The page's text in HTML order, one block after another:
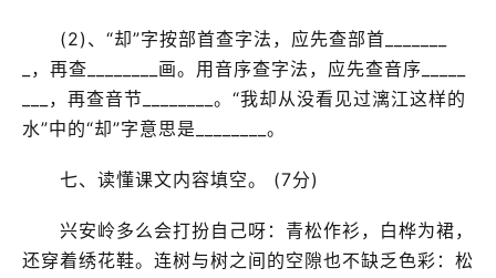
(2)、“却”字按部首查字法，应先查部首_______
_，再查________画。用音序查字法，应先查音序_____
___，再查音节________。“我却从没看见过漓江这样的
水”中的“却”字意思是________。
七、读懂课文内容填空。 (7分)
兴安岭多么会打扮自己呀：青松作衫，白桦为裙，
还穿着绣花鞋。连树与树之间的空隙也不缺乏色彩：松